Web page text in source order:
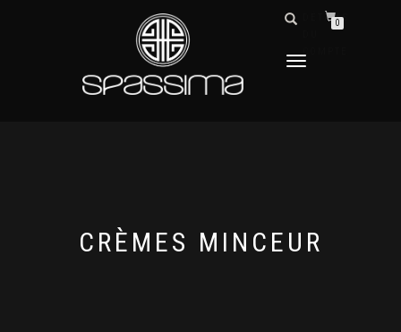
DÉPLIER
DÉTAILS
0
CRÈMES MINCEUR